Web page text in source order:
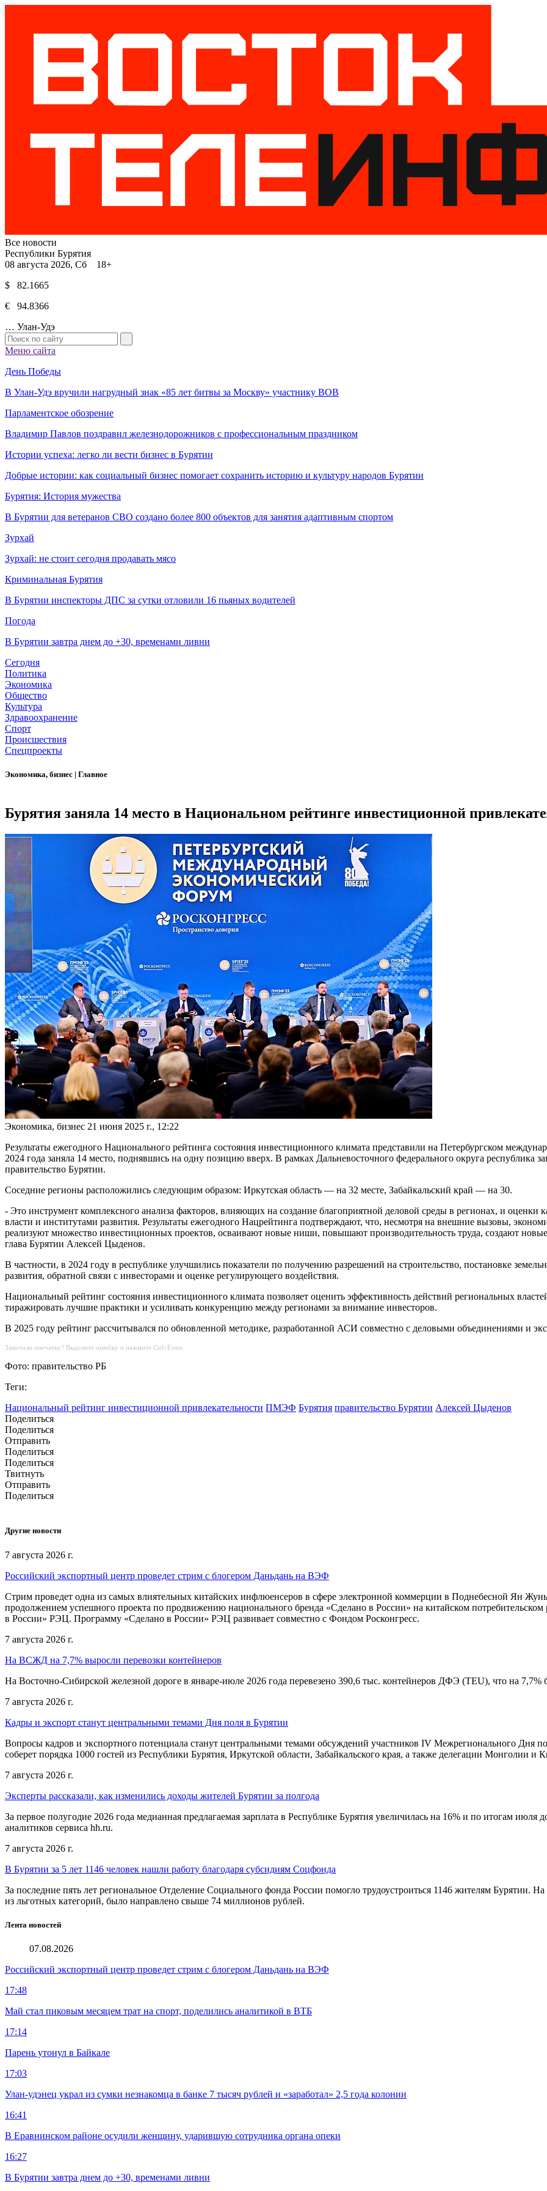
Все новости
Республики Бурятия
08 августа 2026, Сб 18+
$ 82.1665
€ 94.8366
… Улан-Удэ
Меню сайта
День Победы
В Улан-Удэ вручили нагрудный знак «85 лет битвы за Москву» участнику ВОВ
Парламентское обозрение
Владимир Павлов поздравил железнодорожников с профессиональным праздником
Истории успеха: легко ли вести бизнес в Бурятии
Добрые истории: как социальный бизнес помогает сохранить историю и культуру народов Бурятии
Бурятия: История мужества
В Бурятии для ветеранов СВО создано более 800 объектов для занятия адаптивным спортом
Зурхай
Зурхай: не стоит сегодня продавать мясо
Криминальная Бурятия
В Бурятии инспекторы ДПС за сутки отловили 16 пьяных водителей
Погода
В Бурятии завтра днем до +30, временами ливни
Сегодня
Политика
Экономика
Общество
Культура
Здравоохранение
Спорт
Происшествия
Спецпроекты
Экономика, бизнес | Главное
Бурятия заняла 14 место в Национальном рейтинге инвестиционной
Экономика, бизнес 21 июня 2025 г., 12:22
Результаты ежегодного Национального рейтинга состояния инвестиционного климата представили на Петербургском
2024 года заняла 14 место, поднявшись на одну позицию вверх. В рамках Дальневосточного федерального округа республика
правительство Бурятии.
Соседние регионы расположились следующим образом: Иркутская область — на 32 месте, Забайкальский край — на 30.
- Это инструмент комплексного анализа факторов, влияющих на создание благоприятной деловой среды в регионах, и оценки
власти и институтами развития. Результаты ежегодного Нацрейтинга подтверждают, что, несмотря на внешние вызовы,
реализуют множество инвестиционных проектов, осваивают новые ниши, повышают производительность труда, создают
глава Бурятии Алексей Цыденов.
В частности, в 2024 году в республике улучшились показатели по получению разрешений на строительство, постановке
развития, обратной связи с инвесторами и оценке регулирующего воздействия.
Национальный рейтинг состояния инвестиционного климата позволяет оценить эффективность действий региональных
тиражировать лучшие практики и усиливать конкуренцию между регионами за внимание инвесторов.
В 2025 году рейтинг рассчитывался по обновленной методике, разработанной АСИ совместно с деловыми объединениями и
Заметили опечатку? Выделите ошибку и нажмите Ctrl+Enter.
Фото: правительство РБ
Теги:
Национальный рейтинг инвестиционной привлекательности ПМЭФ Бурятия правительство Бурятии Алексей Цыденов
Поделиться
Поделиться
Отправить
Поделиться
Поделиться
Твитнуть
Отправить
Поделиться
Другие новости
7 августа 2026 г.
Российский экспортный центр проведет стрим с блогером Даньдань на ВЭФ
Стрим проведет одна из самых влиятельных китайских инфлюенсеров в сфере электронной коммерции в Поднебесной Ян
продолжением успешного проекта по продвижению национального бренда «Сделано в России» на китайском
в России» РЭЦ. Программу «Сделано в России» РЭЦ развивает совместно с Фондом Росконгресс.
7 августа 2026 г.
На ВСЖД на 7,7% выросли перевозки контейнеров
На Восточно-Сибирской железной дороге в январе-июле 2026 года перевезено 390,6 тыс. контейнеров ДФЭ (TEU), что на
7 августа 2026 г.
Кадры и экспорт станут центральными темами Дня поля в Бурятии
Вопросы кадров и экспортного потенциала станут центральными темами обсуждений участников IV Межрегионального Дня
соберет порядка 1000 гостей из Республики Бурятия, Иркутской области, Забайкальского края, а также делегации Монголии и
7 августа 2026 г.
Эксперты рассказали, как изменились доходы жителей Бурятии за полгода
За первое полугодие 2026 года медианная предлагаемая зарплата в Республике Бурятия увеличилась на 16% и по итогам июля
аналитиков сервиса hh.ru.
7 августа 2026 г.
В Бурятии за 5 лет 1146 человек нашли работу благодаря субсидиям Соцфонда
За последние пять лет региональное Отделение Социального фонда России помогло трудоустроиться 1146 жителям
из льготных категорий, было направлено свыше 74 миллионов рублей.
Лента новостей
07.08.2026
Российский экспортный центр проведет стрим с блогером Даньдань на ВЭФ
17:48
Май стал пиковым месяцем трат на спорт, поделились аналитикой в ВТБ
17:14
Парень утонул в Байкале
17:03
Улан-удэнец украл из сумки незнакомца в банке 7 тысяч рублей и «заработал» 2,5 года колонии
16:41
В Еравнинском районе осудили женщину, ударившую сотрудника органа опеки
16:27
В Бурятии завтра днем до +30, временами ливни